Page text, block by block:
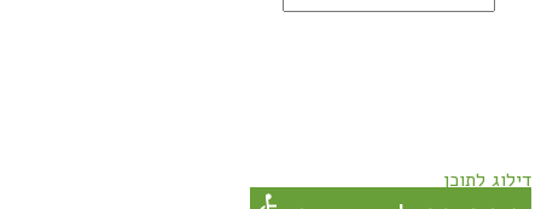
דילוג לתוכן